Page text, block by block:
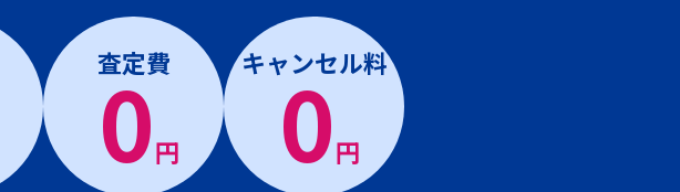
査定費
0円
キャンセル料
0円